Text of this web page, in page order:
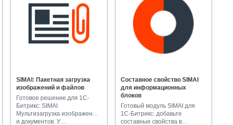
SIMAI: Пакетная загрузка
изображений и файлов
Готовое решение для 1С-
Битрикс: SIMAI
Мультизагрузка изображений
и документов. У…
Составное свойство SIMAI
для информационных
блоков
Готовый модуль SIMAI для
1С-Битрикс: добавьте
составные свойства в